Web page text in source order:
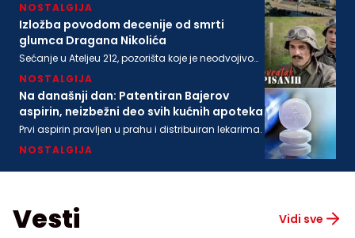
Matice srpske
NOSTALGIJA
Izložba povodom decenije od smrti
glumca Dragana Nikolića
Sećanje u Ateljeu 212, pozorišta koje je neodvojivo
NOSTALGIJA
Na današnji dan: Patentiran Bajerov
aspirin, neizbežni deo svih kućnih apoteka
Prvi aspirin pravljen u prahu i distribuiran lekarima.
NOSTALGIJA
Vesti Vidi sve